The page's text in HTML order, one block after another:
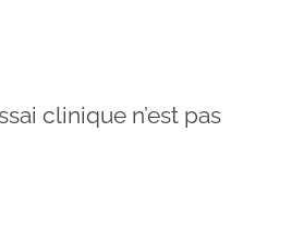
clinique n’est pas